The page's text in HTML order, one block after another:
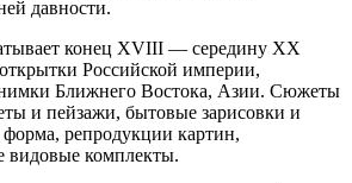
давности.
конец XVIII — середину XX
Российской империи,
Ближнего Востока, Азии. Сюжеты
и пейзажи, бытовые зарисовки и
репродукции картин,
видовые комплекты.